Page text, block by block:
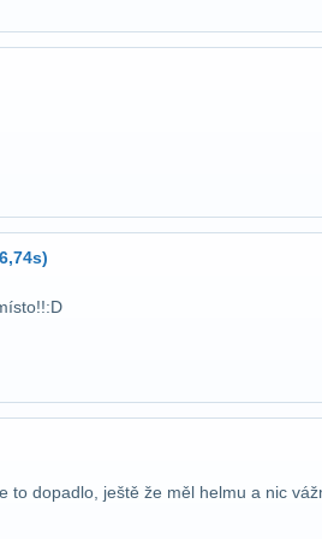
to dopadlo, ještě že měl helmu a nic